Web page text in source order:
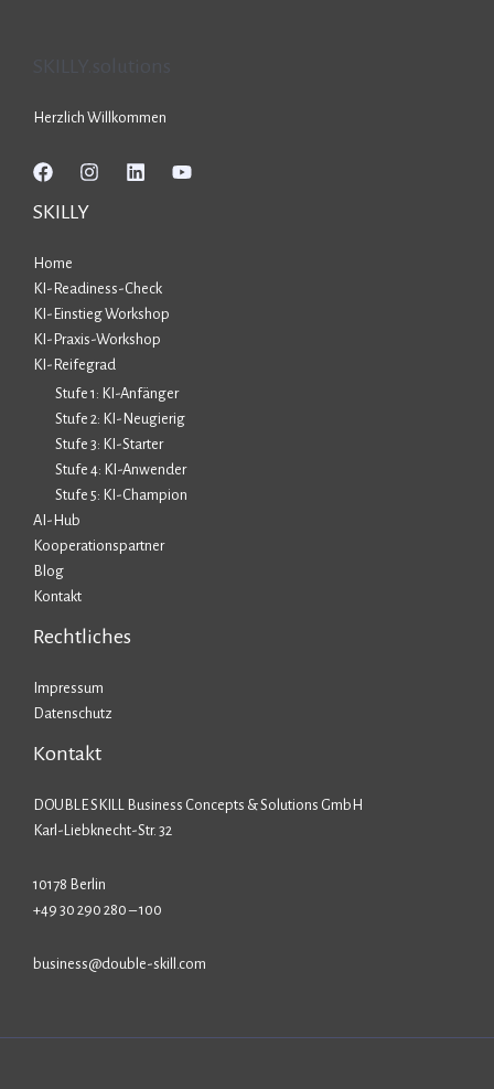
Herzlich Willkommen
SKILLY
Home
KI-Readiness-Check
KI-Einstieg Workshop
KI-Praxis-Workshop
KI-Reifegrad
Stufe 1: KI-Anfänger
Stufe 2: KI-Neugierig
Stufe 3: KI-Starter
Stufe 4: KI-Anwender
Stufe 5: KI-Champion
AI-Hub
Kooperationspartner
Blog
Kontakt
Rechtliches
Impressum
Datenschutz
Kontakt
DOUBLE SKILL Business Concepts & Solutions GmbH
Karl-Liebknecht-Str. 32
10178 Berlin
+49 30 290 280 – 100
business@double-skill.com